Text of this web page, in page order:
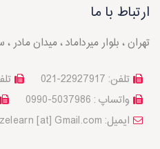
ارتباط با ما
تهران ، بلوار میرداماد ، میدان مادر ،
تلفن:
تلفن: 22927917-021
واتساپ : 5037986-0990
a2zelearn [at] Gmail.com :ایمیل